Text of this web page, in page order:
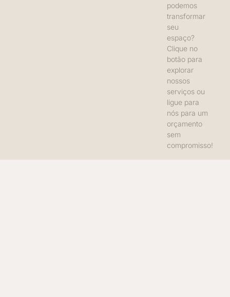
podemos
transformar
seu
espaço?
Clique no
botão para
explorar
nossos
serviços ou
ligue para
nós para um
orçamento
sem
compromisso!